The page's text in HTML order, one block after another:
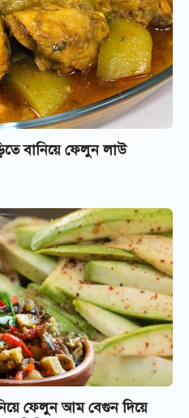
বানিয়ে ফেলুন লাউ
ফেলুন আম বেগুন দিয়ে